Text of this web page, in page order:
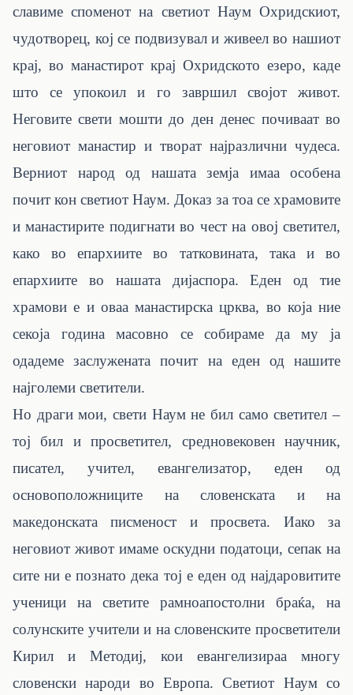
славиме споменот на светиот Наум Охридскиот,
чудотворец, кој се подвизувал и живеел во нашиот
крај, во манастирот крај Охридското езеро, каде
што се упокоил и го завршил својот живот.
Неговите свети мошти до ден денес почиваат во
неговиот манастир и творат најразлични чудеса.
Верниот народ од нашата земја имаа особена
почит кон светиот Наум. Доказ за тоа се храмовите
и манастирите подигнати во чест на овој светител,
како во епархиите во татковината, така и во
епархиите во нашата дијаспора. Еден од тие
храмови е и оваа манастирска црква, во која ние
секоја година масовно се собираме да му ја
одадеме заслужената почит на еден од нашите
најголеми светители.
Но драги мои, свети Наум не бил само светител –
тој бил и просветител, средновековен научник,
писател, учител, евангелизатор, еден од
основоположниците на словенската и на
македонската писменост и просвета. Иако за
неговиот живот имаме оскудни податоци, сепак на
сите ни е познато дека тој е еден од најдаровитите
ученици на светите рамноапостолни браќа, на
солунските учители и на словенските просветители
Кирил и Методиј, кои евангелизираа многу
словенски народи во Европа. Светиот Наум со